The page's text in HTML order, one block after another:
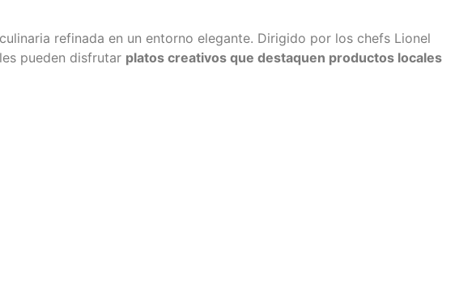
refinada en un entorno elegante. Dirigido por los chefs Lionel
pueden disfrutar platos creativos que destaquen productos locales